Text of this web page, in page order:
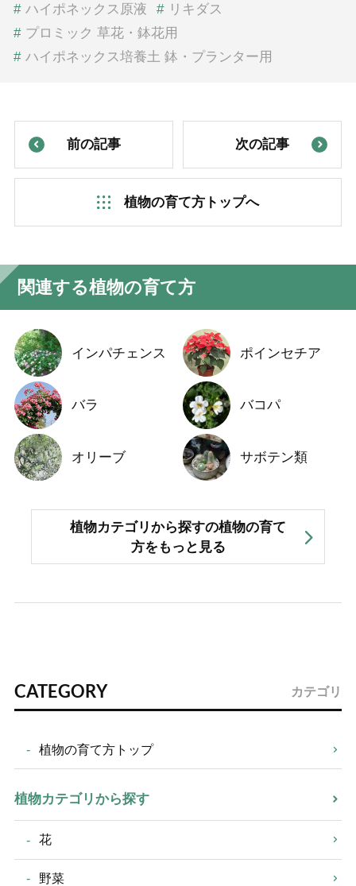
# ハイポネックス原液 # リキダス
# プロミック 草花・鉢花用
# ハイポネックス培養土 鉢・プランター用
前の記事
植物の育て方トップへ
次の記事
関連する植物の育て方
インパチェンス ポインセチア
バラ バコパ
オリーブ サボテン類
植物カテゴリから探すの植物の育て
方をもっと見る
CATEGORY カテゴリ
植物の育て方トップ
植物カテゴリから探す
花
野菜